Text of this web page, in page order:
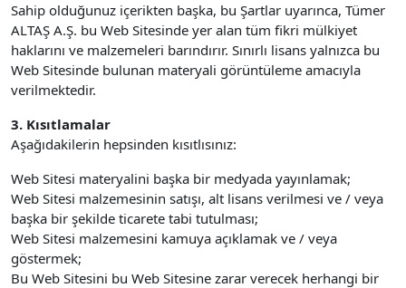
Sahip olduğunuz içerikten başka, bu Şartlar uyarınca, Tümer
ALTAŞ A.Ş. bu Web Sitesinde yer alan tüm fikri mülkiyet
haklarını ve malzemeleri barındırır. Sınırlı lisans yalnızca bu
Web Sitesinde bulunan materyali görüntüleme amacıyla
verilmektedir.
3. Kısıtlamalar
Aşağıdakilerin hepsinden kısıtlısınız:
Web Sitesi materyalini başka bir medyada yayınlamak;
Web Sitesi malzemesinin satışı, alt lisans verilmesi ve / veya
başka bir şekilde ticarete tabi tutulması;
Web Sitesi malzemesini kamuya açıklamak ve / veya
göstermek;
Bu Web Sitesini bu Web Sitesine zarar verecek herhangi bir